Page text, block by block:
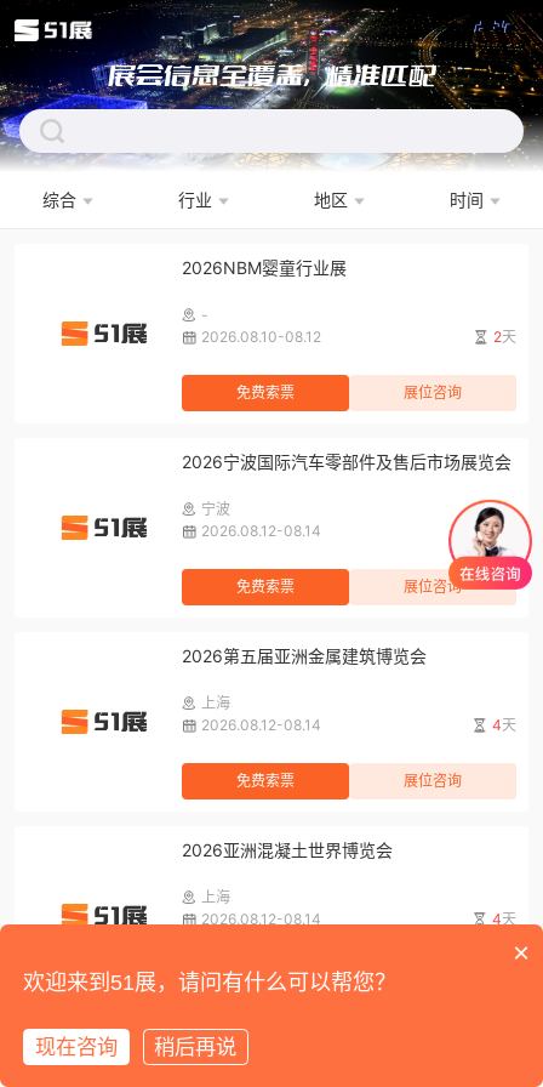
展会信息全覆盖，精准匹配
综合 行业 地区
时间
2026NBM婴童行业展
-
2026.08.10-08.12
2天
免费索票 展位咨询
2026宁波国际汽车零部件及售后市场展览会
宁波
2026.08.12-08.14
4天
免费索票 展位咨询
2026第五届亚洲金属建筑博览会
上海
2026.08.12-08.14
4天
免费索票 展位咨询
2026亚洲混凝土世界博览会
上海
2026.08.12-08.14
4天
免费索票
2026第二十一届上海国际汽车内饰与外饰展
览会暨智能舱驾一体化科技展
×
欢迎来到51展，请问有什么可以帮您？
现在咨询 稍后再说